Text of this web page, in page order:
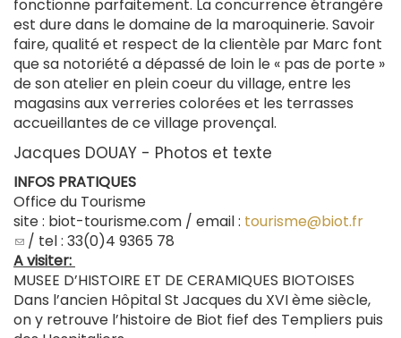
fonctionne parfaitement. La concurrence étrangère
est dure dans le domaine de la maroquinerie. Savoir
faire, qualité et respect de la clientèle par Marc font
que sa notoriété a dépassé de loin le « pas de porte »
de son atelier en plein coeur du village, entre les
magasins aux verreries colorées et les terrasses
accueillantes de ce village provençal.
Jacques DOUAY - Photos et texte
INFOS PRATIQUES
Office du Tourisme
site : biot-tourisme.com / email : tourisme@biot.fr
(le
lien
envoie
un
courriel)
/ tel : 33(0)4 9365 78
A visiter:
MUSEE D’HISTOIRE ET DE CERAMIQUES BIOTOISES
Dans l’ancien Hôpital St Jacques du XVI ème siècle,
on y retrouve l’histoire de Biot fief des Templiers puis